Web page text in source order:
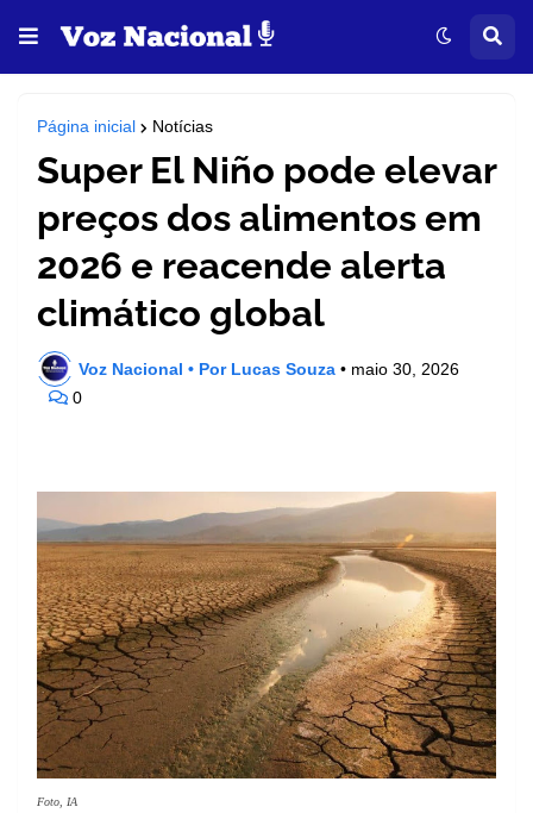
Página inicial Notícias
Super El Niño pode elevar
preços dos alimentos em
2026 e reacende alerta
climático global
Voz Nacional • Por Lucas Souza • maio 30, 2026
0
Foto, IA